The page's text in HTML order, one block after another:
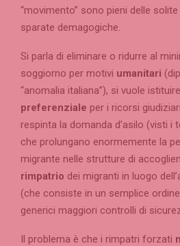
“movimento” sono pieni delle solite
sparate demagogiche.
Si parla di eliminare o ridurre al
soggiorno per motivi umanitari
“anomalia italiana”), si vuole
preferenziale per i ricorsi
respinta la domanda d’asilo (visti i
che prolungano enormemente la
migrante nelle strutture di
rimpatrio dei migranti in luogo
(che consiste in un semplice
generici maggiori controlli di
Il problema è che i rimpatri forzati